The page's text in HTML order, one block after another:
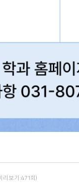
보기:471회)